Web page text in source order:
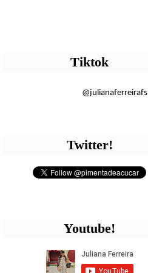
Tiktok
@julianaferreirafs
Twitter!
Youtube!